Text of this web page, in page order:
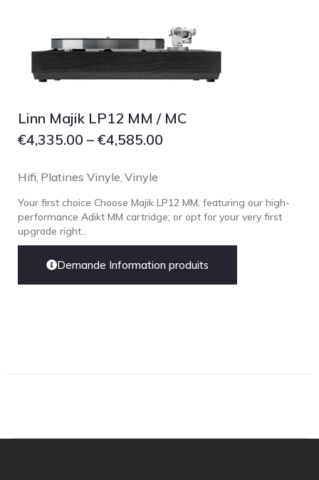
Linn Majik LP12 MM / MC
€4,335.00 – €4,585.00
Hifi Platines Vinyle Vinyle
Your first choice Choose Majik LP12 MM, featuring our high-
performance Adikt MM cartridge; or opt for your very first
upgrade right...
Demande Information produits